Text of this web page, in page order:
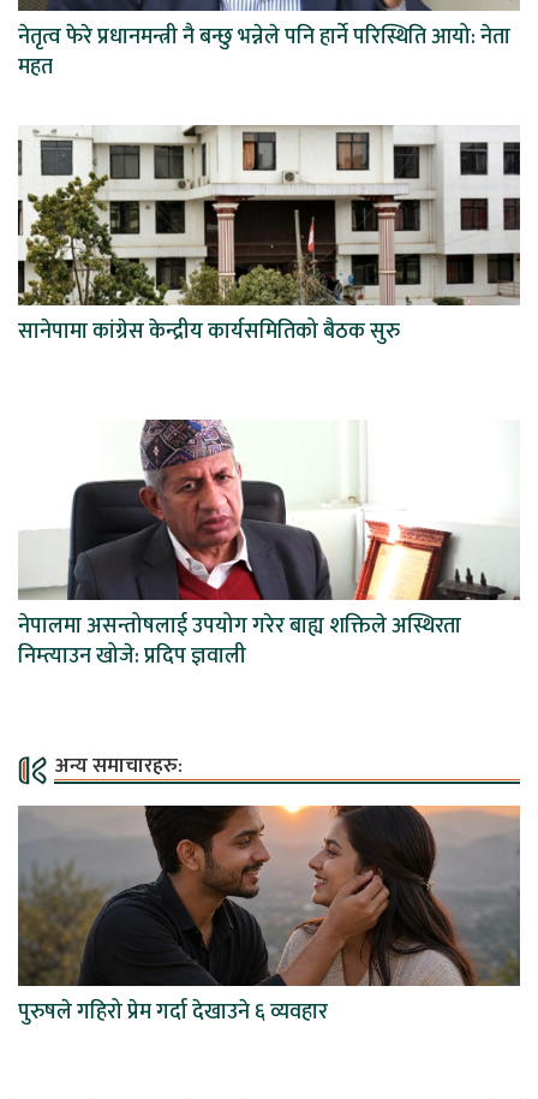
नेतृत्व फेरे प्रधानमन्त्री नै बन्छु भन्नेले पनि हार्ने परिस्थिति आयो: नेता
महत
सानेपामा कांग्रेस केन्द्रीय कार्यसमितिको बैठक सुरु
नेपालमा असन्तोषलाई उपयोग गरेर बाह्य शक्तिले अस्थिरता
निम्त्याउन खोजे: प्रदिप ज्ञवाली
अन्य समाचारहरु:
पुरुषले गहिरो प्रेम गर्दा देखाउने ६ व्यवहार